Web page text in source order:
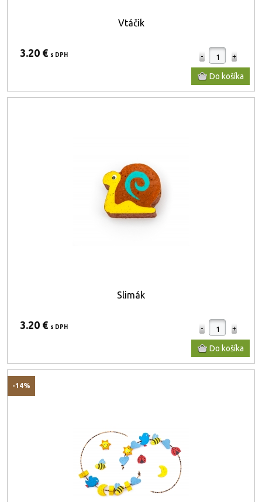
Vtáčik
3.20 € s DPH
Slimák
3.20 € s DPH
-14%